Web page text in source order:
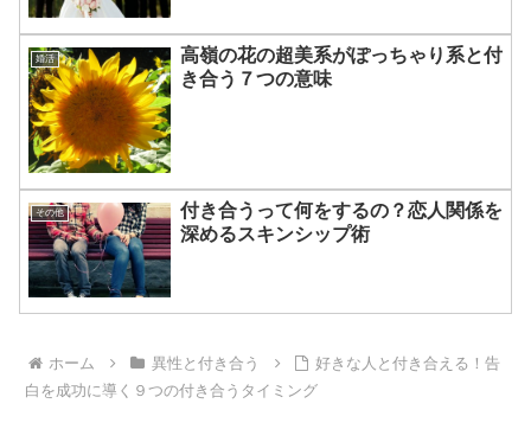
婚活
高嶺の花の超美系がぽっちゃり系と付
き合う７つの意味
その他
付き合うって何をするの？恋人関係を
深めるスキンシップ術
ホーム 異性と付き合う
好きな人と付き合える！告
白を成功に導く９つの付き合うタイミング